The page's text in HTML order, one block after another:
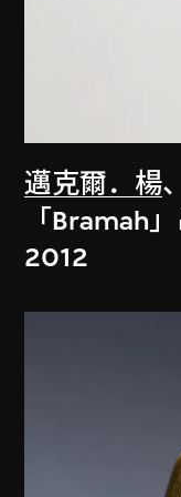
邁克爾．楊、
「Bramah
2012